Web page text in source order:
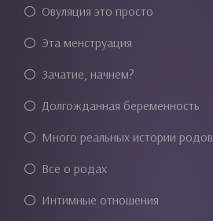
Овуляция это просто
Эта менструация
Зачатие, начнем?
Долгожданная беременность
Много реальных истории родов
Все о родах
Интимные отношения